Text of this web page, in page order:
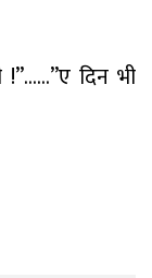
दिन भी